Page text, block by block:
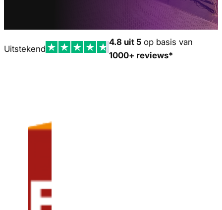
Uitstekend
4.8 uit 5 op basis van
1000+ reviews*